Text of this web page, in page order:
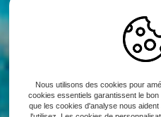
Nous utilisons des cookies pour
cookies essentiels garantissent le
que les cookies d'analyse nous